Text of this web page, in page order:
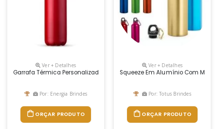
Ver + Detalhes
Garrafa Térmica Personalizada Com Pintura Fosca
Por: Energia Brindes
ORÇAR PRODUTO
Ver + Detalhes
Squeeze Em Alumínio Com
Por: Totus Brindes
ORÇAR PRODUTO